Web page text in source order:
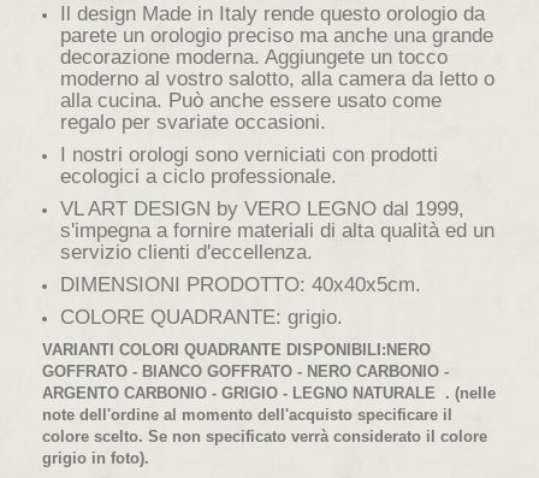
Il design Made in Italy rende questo orologio da
parete un orologio preciso ma anche una grande
decorazione moderna. Aggiungete un tocco
moderno al vostro salotto, alla camera da letto o
alla cucina. Può anche essere usato come
regalo per svariate occasioni.
I nostri orologi sono verniciati con prodotti
ecologici a ciclo professionale.
VL ART DESIGN by VERO LEGNO dal 1999,
s'impegna a fornire materiali di alta qualità ed un
servizio clienti d'eccellenza.
DIMENSIONI PRODOTTO: 40x40x5cm.
COLORE QUADRANTE: grigio.
VARIANTI COLORI QUADRANTE DISPONIBILI:NERO
GOFFRATO - BIANCO GOFFRATO - NERO CARBONIO -
ARGENTO CARBONIO - GRIGIO - LEGNO NATURALE
. (nelle
note dell'ordine al momento dell'acquisto specificare il
colore scelto. Se non specificato verrà considerato il colore
grigio in foto).